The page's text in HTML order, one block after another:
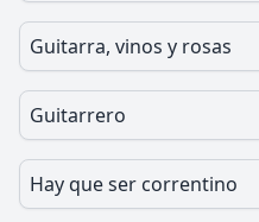
Guitarra, vinos y rosas
Guitarrero
Hay que ser correntino